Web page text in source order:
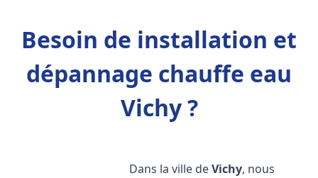
Besoin de installation et
dépannage chauffe eau
Vichy ?
Dans la ville deVichy, nous